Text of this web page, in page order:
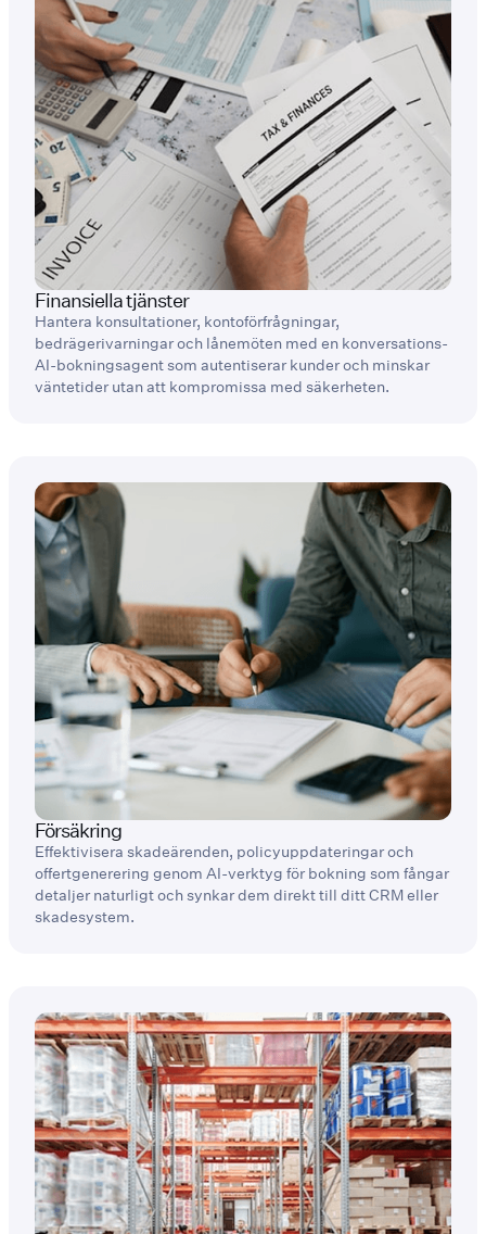
Finansiella tjänster
Hantera konsultationer, kontoförfrågningar,
bedrägerivarningar och lånemöten med en konversations-
AI-bokningsagent som autentiserar kunder och minskar
väntetider utan att kompromissa med säkerheten.
Försäkring
Effektivisera skadeärenden, policyuppdateringar och
offertgenerering genom AI-verktyg för bokning som fångar
detaljer naturligt och synkar dem direkt till ditt CRM eller
skadesystem.